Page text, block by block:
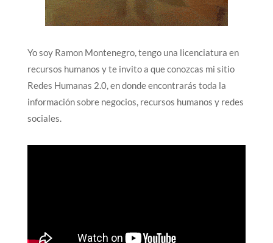
Yo soy Ramon Montenegro, tengo una licenciatura en
recursos humanos y te invito a que conozcas mi sitio
Redes Humanas 2.0, en donde encontrarás toda la
información sobre negocios, recursos humanos y redes
sociales.